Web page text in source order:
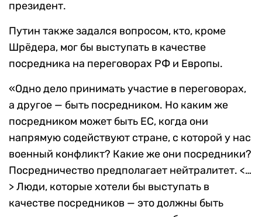
президент.
Путин также задался вопросом, кто, кроме
Шрёдера, мог бы выступать в качестве
посредника на переговорах РФ и Европы.
«Одно дело принимать участие в переговорах,
а другое — быть посредником. Но каким же
посредником может быть ЕС, когда они
напрямую содействуют стране, с которой у нас
военный конфликт? Какие же они посредники?
Посредничество предполагает нейтралитет. <…
> Люди, которые хотели бы выступать в
качестве посредников — это должны быть